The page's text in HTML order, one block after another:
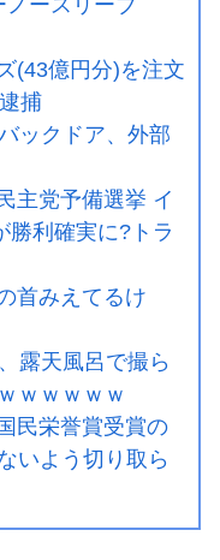
(43億円分)を注文
捕
ックドア、外部
主党予備選挙 イ
勝利確実に?トラ
首みえてるけ
露天風呂で撮ら
ｗｗｗｗｗ
民栄誉賞受賞の
いよう切り取ら